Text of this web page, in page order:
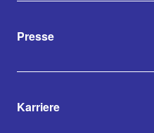
Presse
Karriere